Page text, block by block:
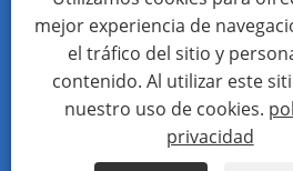
Copyright © 2023 Wenzhou Xinkong
Medidor de agua, Medidor de agua
mejor experiencia de
el tráfico del sitio y
contenido. Al utilizar este
nuestro uso de cookies.
privacidad